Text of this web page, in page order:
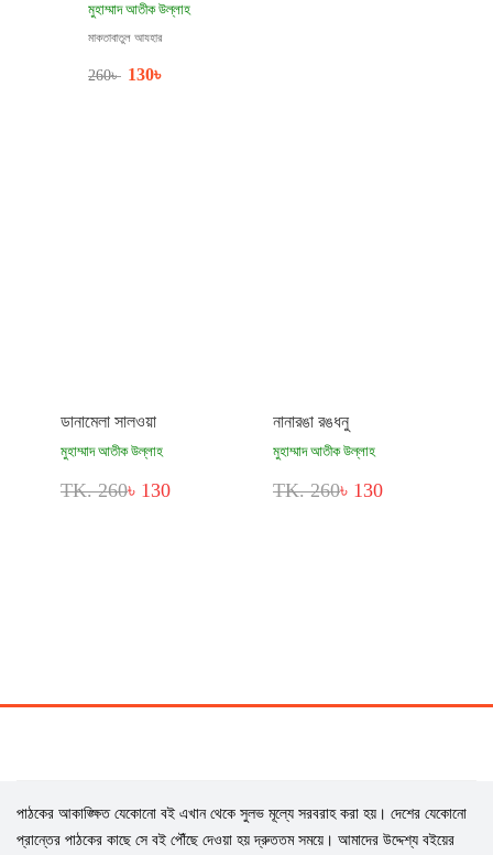
মুহাম্মাদ আতীক উল্লাহ
মাকতাবাতুল আযহার
260৳ 130৳
ডানামেলা সালওয়া
মুহাম্মাদ আতীক উল্লাহ
TK. 260৳ 130
নানারঙা রঙধনু
মুহাম্মাদ আতীক উল্লাহ
TK. 260৳ 130
পাঠকের আকাঙ্ক্ষিত যেকোনো বই এখান থেকে সুলভ মূল্যে সরবরাহ করা হয়। দেশের যেকোনো
প্রান্তের পাঠকের কাছে সে বই পৌঁছে দেওয়া হয় দ্রুততম সময়ে। আমাদের উদ্দেশ্য বইয়ের